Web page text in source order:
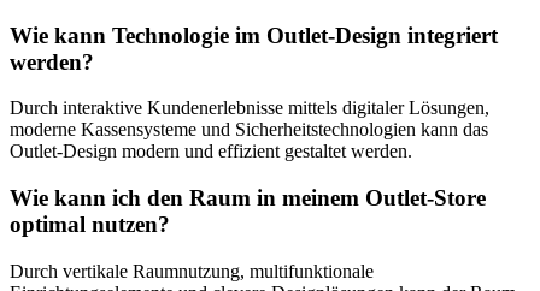
Wie kann Technologie im Outlet-Design integriert
werden?
Durch interaktive Kundenerlebnisse mittels digitaler Lösungen,
moderne Kassensysteme und Sicherheitstechnologien kann das
Outlet-Design modern und effizient gestaltet werden.
Wie kann ich den Raum in meinem Outlet-Store
optimal nutzen?
Durch vertikale Raumnutzung, multifunktionale